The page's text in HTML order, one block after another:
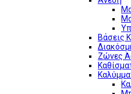
Βάσεις
Ζώνες